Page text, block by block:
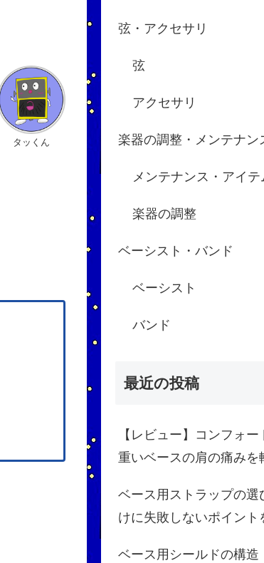
タッくん
弦・アクセサリ
弦
アクセサリ
楽器の調整・メンテナン
メンテナンス・アイテ
楽器の調整
ベーシスト・バンド
ベーシスト
バンド
最近の投稿
【レビュー】コンフォー
重いベースの肩の痛みを
ベース用ストラップの選
けに失敗しないポイント
ベース用シールドの構造